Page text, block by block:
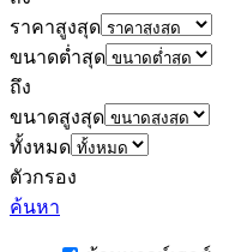
ราคาสูงสุด
ขนาดต่ำสุด
ถึง
ขนาดสูงสุด
ทั้งหมด
ตัวกรอง
ค้นหา